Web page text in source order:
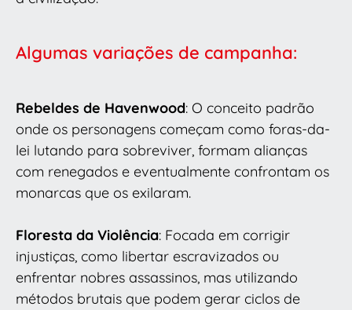
Algumas variações de campanha:
Rebeldes de Havenwood: O conceito padrão
onde os personagens começam como foras-da-
lei lutando para sobreviver, formam alianças
com renegados e eventualmente confrontam os
monarcas que os exilaram.
Floresta da Violência: Focada em corrigir
injustiças, como libertar escravizados ou
enfrentar nobres assassinos, mas utilizando
métodos brutais que podem gerar ciclos de